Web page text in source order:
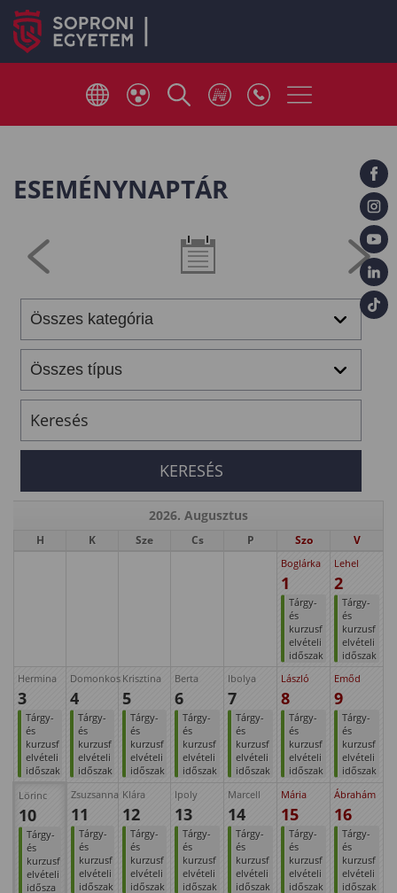
ESEMÉNYNAPTÁR
2026. Augusztus
H K Sze Cs P Szo V
Boglárka
1
Tárgy-
és
kurzusf
elvételi
időszak
Lehel
2
Tárgy-
és
kurzusf
elvételi
időszak
Hermina
3
Tárgy-
és
kurzusf
elvételi
időszak
Domonkos
4
Tárgy-
és
kurzusf
elvételi
időszak
Krisztina
5
Tárgy-
és
kurzusf
elvételi
időszak
Berta
6
Tárgy-
és
kurzusf
elvételi
időszak
Ibolya
7
Tárgy-
és
kurzusf
elvételi
időszak
László
8
Tárgy-
és
kurzusf
elvételi
időszak
Emőd
9
Tárgy-
és
kurzusf
elvételi
időszak
Lörinc
10
Tárgy-
és
kurzusf
elvételi
idősza
Zsuzsanna
11
Tárgy-
és
kurzusf
elvételi
időszak
Klára
12
Tárgy-
és
kurzusf
elvételi
időszak
Ipoly
13
Tárgy-
és
kurzusf
elvételi
időszak
Marcell
14
Tárgy-
és
kurzusf
elvételi
időszak
Mária
15
Tárgy-
és
kurzusf
elvételi
időszak
Ábrahám
16
Tárgy-
és
kurzusf
elvételi
időszak